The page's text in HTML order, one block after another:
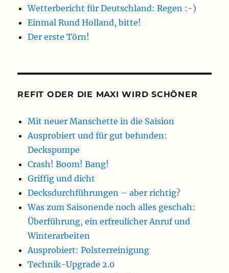
Wetterbericht für Deutschland: Regen :-)
Einmal Rund Holland, bitte!
Der erste Törn!
REFIT ODER DIE MAXI WIRD SCHÖNER
Mit neuer Manschette in die Saision
Ausprobiert und für gut befunden:
Deckspumpe
Crash! Boom! Bang!
Griffig und dicht
Decksdurchführungen – aber richtig?
Was zum Saisonende noch alles geschah:
Überführung, ein erfreulicher Anruf und
Winterarbeiten
Ausprobiert: Polsterreinigung
Technik-Upgrade 2.0